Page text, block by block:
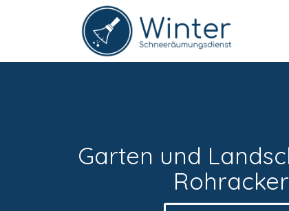
Garten und
Rohracker